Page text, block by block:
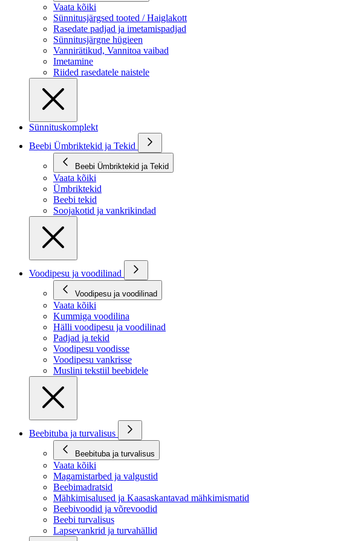
Vaata kõiki
Sünnitusjärgsed tooted / Haiglakott
Rasedate padjad ja imetamispadjad
Sünnitusjärgne hügieen
Vannirätikud, Vannitoa vaibad
Imetamine
Riided rasedatele naistele
Sünnituskomplekt
Beebi Ümbriktekid ja Tekid
Beebi Ümbriktekid ja Tekid
Vaata kõiki
Ümbriktekid
Beebi tekid
Soojakotid ja vankrikindad
Voodipesu ja voodilinad
Voodipesu ja voodilinad
Vaata kõiki
Kummiga voodilina
Hälli voodipesu ja voodilinad
Padjad ja tekid
Voodipesu voodisse
Voodipesu vankrisse
Muslini tekstiil beebidele
Beebituba ja turvalisus
Beebituba ja turvalisus
Vaata kõiki
Magamistarbed ja valgustid
Beebimadratsid
Mähkimisalused ja Kaasaskantavad mähkimismatid
Beebivoodid ja võrevoodid
Beebi turvalisus
Lapsevankrid ja turvahällid